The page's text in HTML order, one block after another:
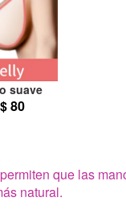
suave
80
que las
natural.